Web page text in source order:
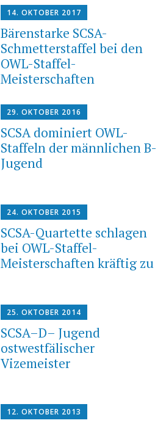
14. OKTOBER 2017
Bärenstarke SCSA-
Schmetterstaffel bei den
OWL-Staffel-
Meisterschaften
29. OKTOBER 2016
SCSA dominiert OWL-
Staffeln der männlichen B-
Jugend
24. OKTOBER 2015
SCSA-Quartette schlagen
bei OWL-Staffel-
Meisterschaften kräftig zu
25. OKTOBER 2014
SCSA–D– Jugend
ostwestfälischer
Vizemeister
12. OKTOBER 2013